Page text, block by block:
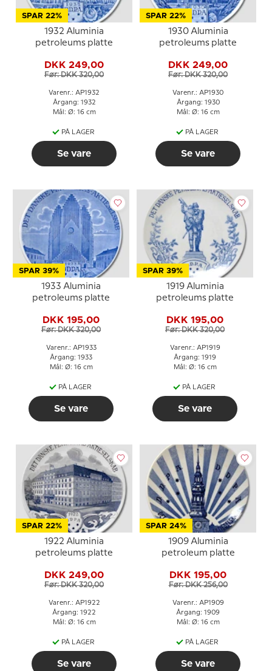
SPAR 22%
1932 Aluminia
petroleums platte
DKK 249,00
Før: DKK 320,00
Varenr.: AP1932
Årgang: 1932
Mål: Ø: 16 cm
PÅ LAGER
Se vare
SPAR 22%
1930 Aluminia
petroleums platte
DKK 249,00
Før: DKK 320,00
Varenr.: AP1930
Årgang: 1930
Mål: Ø: 16 cm
PÅ LAGER
Se vare
SPAR 39%
1933 Aluminia
petroleums platte
DKK 195,00
Før: DKK 320,00
Varenr.: AP1933
Årgang: 1933
Mål: Ø: 16 cm
PÅ LAGER
Se vare
SPAR 39%
1919 Aluminia
petroleums platte
DKK 195,00
Før: DKK 320,00
Varenr.: AP1919
Årgang: 1919
Mål: Ø: 16 cm
PÅ LAGER
Se vare
SPAR 22%
1922 Aluminia
petroleums platte
DKK 249,00
Før: DKK 320,00
Varenr.: AP1922
Årgang: 1922
Mål: Ø: 16 cm
PÅ LAGER
Se vare
SPAR 24%
1909 Aluminia
petroleum platte
DKK 195,00
Før: DKK 256,00
Varenr.: AP1909
Årgang: 1909
Mål: Ø: 16 cm
PÅ LAGER
Se vare